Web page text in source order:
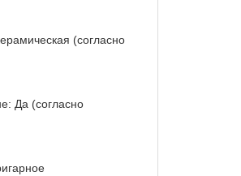
(согласно
Да (согласно